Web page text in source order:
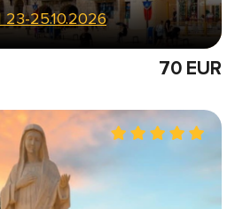
25.10.2026
70 EUR